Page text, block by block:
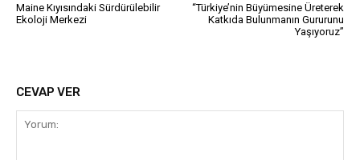
Maine Kıyısındaki Sürdürülebilir
Ekoloji Merkezi
“Türkiye’nin Büyümesine Üreterek
Katkıda Bulunmanın Gururunu
Yaşıyoruz”
CEVAP VER